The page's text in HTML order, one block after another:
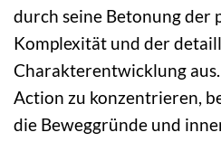
durch seine Betonung der
Komplexität und der
Charakterentwicklung
Action zu konzentrieren,
die Beweggründe und